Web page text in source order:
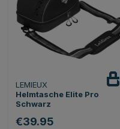
LEMIEUX
Helmtasche Elite Pro
Schwarz
€39.95